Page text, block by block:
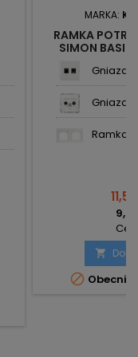
MARKA:
RAMKA
SIMON
Gniazdo
Ramka
9,41

